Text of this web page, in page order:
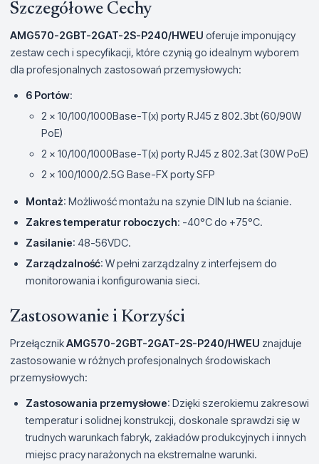
Szczegółowe Cechy
AMG570-2GBT-2GAT-2S-P240/HWEU oferuje imponujący
zestaw cech i specyfikacji, które czynią go idealnym wyborem
dla profesjonalnych zastosowań przemysłowych:
6 Portów:
2 x 10/100/1000Base-T(x) porty RJ45 z 802.3bt (60/90W
PoE)
2 x 10/100/1000Base-T(x) porty RJ45 z 802.3at (30W PoE)
2 x 100/1000/2.5G Base-FX porty SFP
Montaż: Możliwość montażu na szynie DIN lub na ścianie.
Zakres temperatur roboczych: -40°C do +75°C.
Zasilanie: 48-56VDC.
Zarządzalność: W pełni zarządzalny z interfejsem do
monitorowania i konfigurowania sieci.
Zastosowanie i Korzyści
PrzełącznikAMG570-2GBT-2GAT-2S-P240/HWEU znajduje
zastosowanie w różnych profesjonalnych środowiskach
przemysłowych:
Zastosowania przemysłowe: Dzięki szerokiemu zakresowi
temperatur i solidnej konstrukcji, doskonale sprawdzi się w
trudnych warunkach fabryk, zakładów produkcyjnych i innych
miejsc pracy narażonych na ekstremalne warunki.